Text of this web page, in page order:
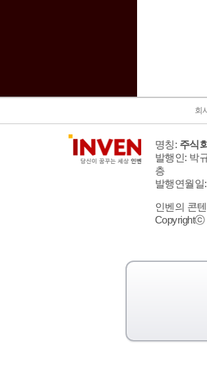
회
명칭: 주식
발행인: 박
층
발행연월일
인벤의 콘
Copyrightⓒ